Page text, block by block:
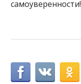
самоуверенности!